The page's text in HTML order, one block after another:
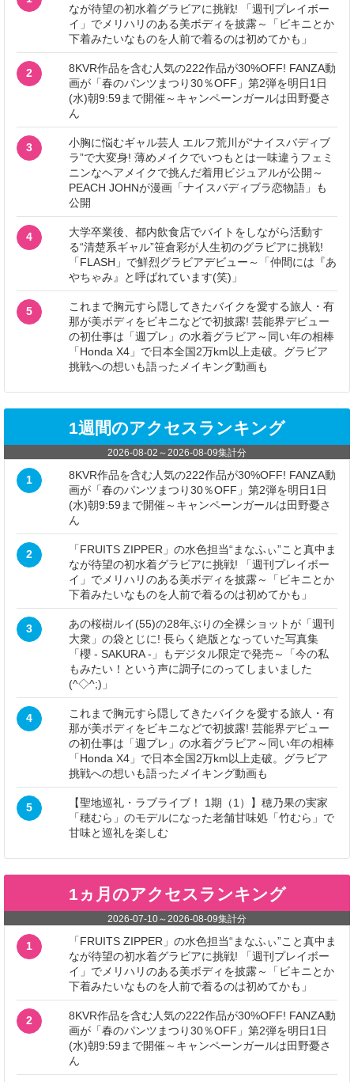
なが待望の初水着グラビアに挑戦! 「週刊プレイボー
イ」でメリハリのある美ボディを披露～「ビキニとか
下着みたいなものを人前で着るのは初めてかも」
2
8KVR作品を含む人気の222作品が30%OFF! FANZA動
画が「春のパンツまつり30％OFF」第2弾を明日1日
(水)朝9:59まで開催～キャンペーンガールは田野憂さ
ん
3
小胸に悩むギャル芸人 エルフ荒川が“ナイスバディブ
ラ”で大変身! 薄めメイクでいつもとは一味違うフェミ
ニンなヘアメイクで挑んだ着用ビジュアルが公開～
PEACH JOHNが漫画「ナイスバディブラ恋物語」も
公開
4
大学卒業後、都内飲食店でバイトをしながら活動す
る“清楚系ギャル”笹倉彩が人生初のグラビアに挑戦!
「FLASH」で鮮烈グラビアデビュー～「仲間には『あ
やちゃみ』と呼ばれています(笑)」
5
これまで胸元すら隠してきたバイクを愛する旅人・有
那が美ボディをビキニなどで初披露! 芸能界デビュー
の初仕事は「週プレ」の水着グラビア～同い年の相棒
「Honda X4」で日本全国2万km以上走破。グラビア
挑戦への想いも語ったメイキング動画も
1週間のアクセスランキング
2026-08-02 ～ 2026-08-09集計分
1
8KVR作品を含む人気の222作品が30%OFF! FANZA動
画が「春のパンツまつり30％OFF」第2弾を明日1日
(水)朝9:59まで開催～キャンペーンガールは田野憂さ
ん
2
「FRUITS ZIPPER」の水色担当“まなふぃ”こと真中ま
なが待望の初水着グラビアに挑戦! 「週刊プレイボー
イ」でメリハリのある美ボディを披露～「ビキニとか
下着みたいなものを人前で着るのは初めてかも」
3
あの桜樹ルイ(55)の28年ぶりの全裸ショットが「週刊
大衆」の袋とじに! 長らく絶版となっていた写真集
「櫻 - SAKURA -」もデジタル限定で発売～「今の私
もみたい！という声に調子にのってしまいました
(^◇^;)」
4
これまで胸元すら隠してきたバイクを愛する旅人・有
那が美ボディをビキニなどで初披露! 芸能界デビュー
の初仕事は「週プレ」の水着グラビア～同い年の相棒
「Honda X4」で日本全国2万km以上走破。グラビア
挑戦への想いも語ったメイキング動画も
5
【聖地巡礼・ラブライブ！ 1期（1）】穂乃果の実家
「穂むら」のモデルになった老舗甘味処「竹むら」で
甘味と巡礼を楽しむ
1ヵ月のアクセスランキング
2026-07-10～ 2026-08-09集計分
1
「FRUITS ZIPPER」の水色担当“まなふぃ”こと真中ま
なが待望の初水着グラビアに挑戦! 「週刊プレイボー
イ」でメリハリのある美ボディを披露～「ビキニとか
下着みたいなものを人前で着るのは初めてかも」
2
8KVR作品を含む人気の222作品が30%OFF! FANZA動
画が「春のパンツまつり30％OFF」第2弾を明日1日
(水)朝9:59まで開催～キャンペーンガールは田野憂さ
ん